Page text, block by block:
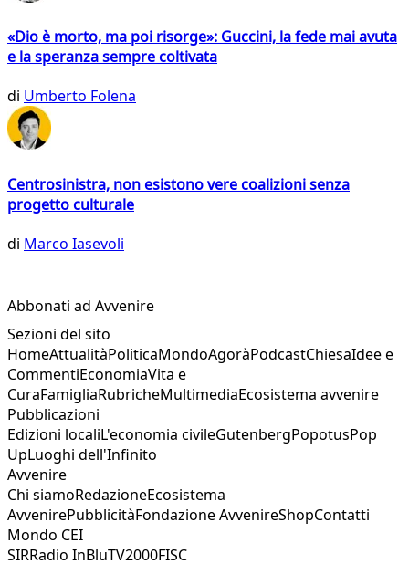
«Dio è morto, ma poi risorge»: Guccini, la fede mai avuta
e la speranza sempre coltivata
di Umberto Folena
Centrosinistra, non esistono vere coalizioni senza
progetto culturale
di Marco Iasevoli
Abbonati ad Avvenire
Sezioni del sito
HomeAttualitàPoliticaMondoAgoràPodcastChiesaIdee e
CommentiEconomiaVita e
CuraFamigliaRubricheMultimediaEcosistema avvenire
Pubblicazioni
Edizioni localiL'economia civileGutenbergPopotusPop
UpLuoghi dell'Infinito
Avvenire
Chi siamoRedazioneEcosistema
AvvenirePubblicitàFondazione AvvenireShopContatti
Mondo CEI
SIRRadio InBluTV2000FISC